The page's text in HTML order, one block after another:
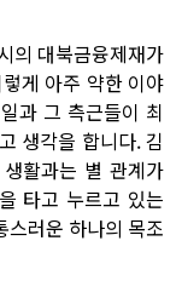
의 대북금융제재가
게 아주 약한 이야
과 그 측근들이 최
생각을 합니다. 김
활과는 별 관계가
타고 누르고 있는
스러운 하나의 목조